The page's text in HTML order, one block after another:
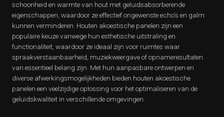
schoonheid en warmte van hout met geluidsabsorberende
eigenschappen, waardoor ze effectief ongewenste echo’s en galm
kunnen verminderen. Houten akoestische panelen zijn een
populaire keuze vanwege hun esthetische uitstraling en
functionaliteit, waardoor ze ideaal zijn voor ruimtes waar
spraakverstaanbaarheid, muziekweergave of opnameresultaten
van essentieel belang zijn. Met hun aanpasbare ontwerpen en
diverse afwerkingsmogelijkheden bieden houten akoestische
panelen een veelzijdige oplossing voor het optimaliseren van de
geluidskwaliteit in verschillende omgevingen.